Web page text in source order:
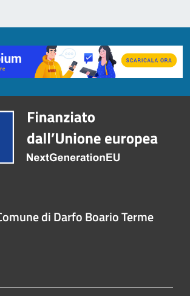
di Darfo Boario Terme